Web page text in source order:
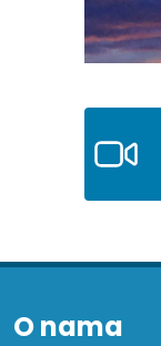
O nama